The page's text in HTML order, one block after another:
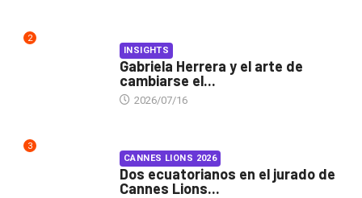
2
INSIGHTS
Gabriela Herrera y el arte de
cambiarse el...
2026/07/16
3
CANNES LIONS 2026
Dos ecuatorianos en el jurado de
Cannes Lions...